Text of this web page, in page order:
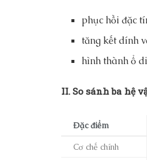
phục hồi đặc
tăng kết dính
hình thành ổ
II. So sánh ba hệ
Đặc điểm
Cơ chế chính